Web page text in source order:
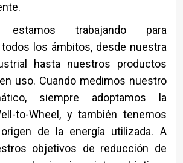
trabajando para
los ámbitos, desde nuestra
hasta nuestros productos
uso. Cuando medimos nuestro
siempre adoptamos la
to-Wheel, y también tenemos
de la energía utilizada. A
objetivos de reducción de